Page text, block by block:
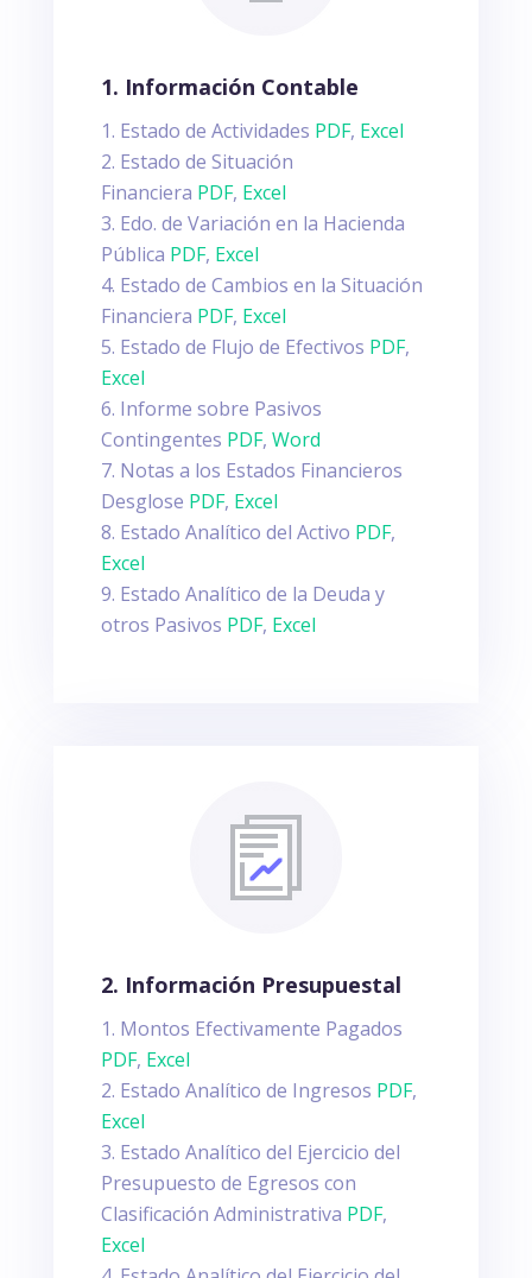
1. Información Contable
Estado de Actividades PDF, Excel
Estado de Situación
Financiera PDF, Excel
Edo. de Variación en la Hacienda
Pública PDF, Excel
Estado de Cambios en la Situación
Financiera PDF, Excel
Estado de Flujo de Efectivos PDF,
Excel
Informe sobre Pasivos
Contingentes PDF, Word
Notas a los Estados Financieros
Desglose PDF, Excel
Estado Analítico del Activo PDF,
Excel
Estado Analítico de la Deuda y
otros Pasivos PDF, Excel
2. Información Presupuestal
Montos Efectivamente Pagados
PDF, Excel
Estado Analítico de Ingresos PDF,
Excel
Estado Analítico del Ejercicio del
Presupuesto de Egresos con
Clasificación Administrativa PDF,
Excel